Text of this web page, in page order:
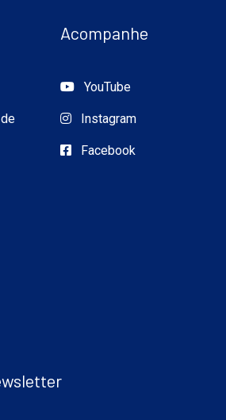
Acompanhe
YouTube
Instagram
Facebook